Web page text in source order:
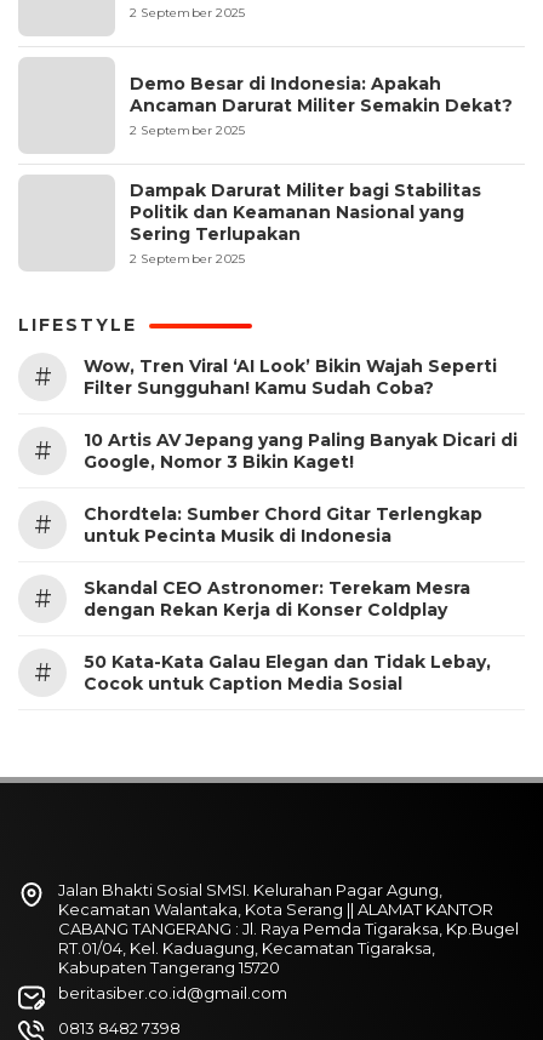
2 September 2025
Demo Besar di Indonesia: Apakah
Ancaman Darurat Militer Semakin Dekat?
2 September 2025
Dampak Darurat Militer bagi Stabilitas
Politik dan Keamanan Nasional yang
Sering Terlupakan
2 September 2025
LIFESTYLE
#
Wow, Tren Viral ‘AI Look’ Bikin Wajah Seperti
Filter Sungguhan! Kamu Sudah Coba?
#
10 Artis AV Jepang yang Paling Banyak Dicari di
Google, Nomor 3 Bikin Kaget!
#
Chordtela: Sumber Chord Gitar Terlengkap
untuk Pecinta Musik di Indonesia
#
Skandal CEO Astronomer: Terekam Mesra
dengan Rekan Kerja di Konser Coldplay
#
50 Kata-Kata Galau Elegan dan Tidak Lebay,
Cocok untuk Caption Media Sosial
Jalan Bhakti Sosial SMSI. Kelurahan Pagar Agung,
Kecamatan Walantaka, Kota Serang || ALAMAT KANTOR
CABANG TANGERANG : Jl. Raya Pemda Tigaraksa, Kp.Bugel
RT.01/04, Kel. Kaduagung, Kecamatan Tigaraksa,
Kabupaten Tangerang 15720
beritasiber.co.id@gmail.com
0813 8482 7398